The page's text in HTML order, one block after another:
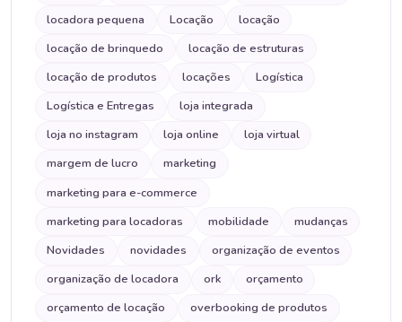
locadora pequena
Locação
locação
locação de brinquedo
locação de estruturas
locação de produtos
locações
Logística
Logística e Entregas
loja integrada
loja no instagram
loja online
loja virtual
margem de lucro
marketing
marketing para e-commerce
marketing para locadoras
mobilidade
mudanças
Novidades
novidades
organização de eventos
organização de locadora
ork
orçamento
orçamento de locação
overbooking de produtos